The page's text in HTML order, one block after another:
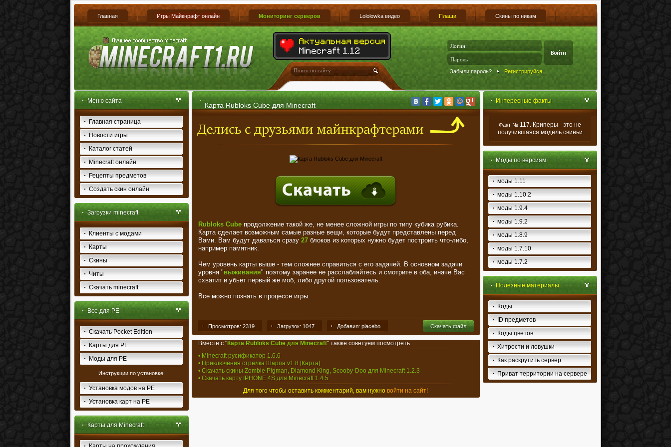
Главная Игры Майкнрафт онлайн Мониторинг серверов Lololowka видео Плащи Скины по никам
Забыли пароль? Регистрируйся
Меню сайта
Главная страница
Новости игры
Каталог статей
Minecraft онлайн
Рецепты предметов
Создать скин онлайн
Загрузки minecraft
Клиенты с модами
Карты
Скины
Читы
Скачать minecraft
Все для PE
Скачать Pocket Edition
Карты для PE
Моды для PE
Инструкции по установке:
Установка модов на PE
Установка карт на PE
Карты для Minecraft
Интересные факты
Факт № 117. Криперы - это не
получившаяся модель свиньи
Моды по версиям
моды 1.11
моды 1.10.2
моды 1.9.4
моды 1.9.2
моды 1.8.9
моды 1.7.10
моды 1.7.2
Полезные материалы
Коды
ID предметов
Коды цветов
Хитрости и ловушки
Как раскрутить сервер
Приват территории на сервере
Карта Rubloks Cube для Minecraft
Rubloks Cubeпродолжение такой же, не менее сложной игры по типу кубика рубика.
Карта сделает возможным самые разные вещи, которые будут представлены перед
Вами. Вам будут даваться сразу 27 блоков из которых нужно будет построить что-либо,
например памятник.
Чем уровень карты выше - тем сложнее справиться с его задачей. В основном задачи
уровня "выживания" поэтому заранее не расслабляйтесь и смотрите в оба, иначе Вас
схватит и убьет первый же моб, либо другой пользователь.
Все можно познать в процессе игры.
Просмотров: 2319 Загрузок: 1047 Добавил: placebo Скачать файл
Вместе с "Карта Rubloks Cube для Minecraft" также советуем посмотреть:
• Minecraft русификатор 1.6.6
• Приключения стрелка Шарпа v1.8 [Карта]
• Скачать скины Zombie Pigman, Diamond King, Scooby-Doo для Minecraft 1.2.3
• Скачать карту IPHONE 4S для Minecraft 1.4.5
Для того чтобы оставить комментарий, вам нужно войти на сайт!